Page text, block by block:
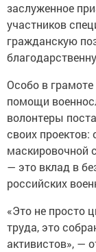
заслуженное
участников
гражданскую
Особо в
помощи
волонтеры
своих проектов:
маскировочной
— это вклад в
российских
«Это не просто
труда, это
активистов», —